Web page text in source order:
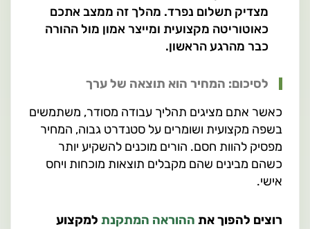
מצדיק תשלום נפרד. מהלך זה ממצב אתכם
כאוטוריטה מקצועית ומייצר אמון מול ההורה
כבר מהרגע הראשון.
לסיכום: המחיר הוא תוצאה של ערך
כאשר אתם מציגים תהליך עבודה מסודר, משתמשים
בשפה מקצועית ושומרים על סטנדרט גבוה, המחיר
מפסיק להוות חסם. הורים מוכנים להשקיע יותר
כשהם מבינים שהם מקבלים תוצאות מוכחות ויחס
אישי.
רוצים להפוך את ההוראה המתקנת למקצוע